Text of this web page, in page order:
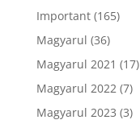
Important(165)
Magyarul (36)
Magyarul 2021 (17)
Magyarul 2022 (7)
Magyarul 2023 (3)